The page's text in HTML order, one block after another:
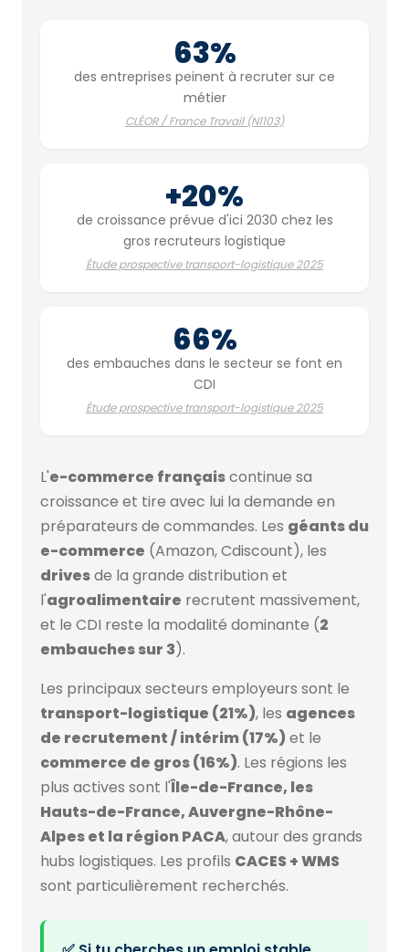
63%
des entreprises peinent à recruter sur ce
métier
CLÉOR / France Travail (N1103)
+20%
de croissance prévue d'ici 2030 chez les
gros recruteurs logistique
Étude prospective transport-logistique 2025
66%
des embauches dans le secteur se font en
CDI
Étude prospective transport-logistique 2025
L'e-commerce françaiscontinue sa
croissance et tire avec lui la demande en
préparateurs de commandes. Les géants du
e-commerce (Amazon, Cdiscount), les
drivesde la grande distribution et
l'agroalimentaire recrutent massivement,
et le CDI reste la modalité dominante (2
embauches sur 3).
Les principaux secteurs employeurs sont le
transport-logistique (21%), les agences
de recrutement / intérim (17%) et le
commerce de gros (16%). Les régions les
plus actives sont l'Île-de-France, les
Hauts-de-France, Auvergne-Rhône-
Alpes et la région PACA, autour des grands
hubs logistiques. Les profils CACES + WMS
sont particulièrement recherchés.